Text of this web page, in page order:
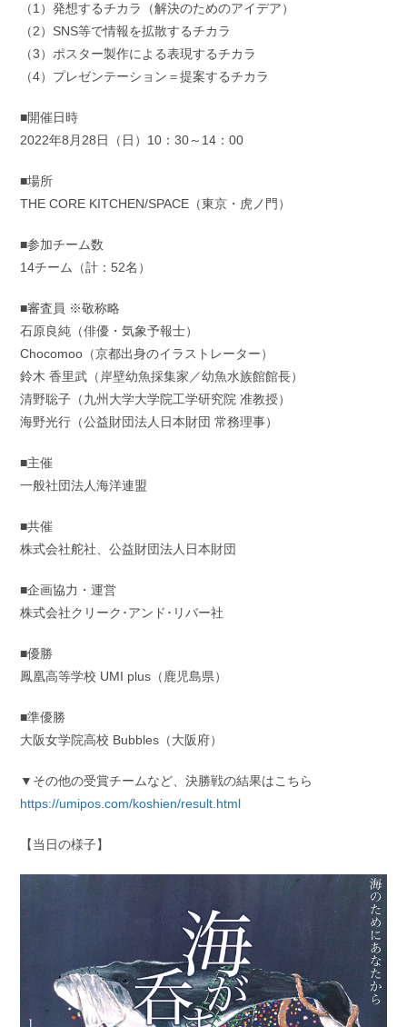
（1）発想するチカラ（解決のためのアイデア）
（2）SNS等で情報を拡散するチカラ
（3）ポスター製作による表現するチカラ
（4）プレゼンテーション＝提案するチカラ
■開催日時
2022年8月28日（日）10：30～14：00
■場所
THE CORE KITCHEN/SPACE（東京・虎ノ門）
■参加チーム数
14チーム（計：52名）
■審査員 ※敬称略
石原良純（俳優・気象予報士）
Chocomoo（京都出身のイラストレーター）
鈴木 香里武（岸壁幼魚採集家／幼魚水族館館長）
清野聡子（九州大学大学院工学研究院 准教授）
海野光行（公益財団法人日本財団 常務理事）
■主催
一般社団法人海洋連盟
■共催
株式会社舵社、公益財団法人日本財団
■企画協力・運営
株式会社クリーク･アンド･リバー社
■優勝
鳳凰高等学校 UMI plus（鹿児島県）
■準優勝
大阪女学院高校 Bubbles（大阪府）
▼その他の受賞チームなど、決勝戦の結果はこちら
https://umipos.com/koshien/result.html
【当日の様子】